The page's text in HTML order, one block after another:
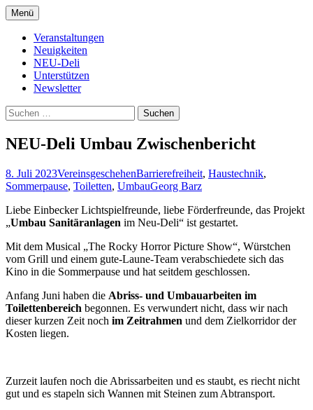
Zum
Inhalt
springen
NeuDeli Einbeck
Menü
Veranstaltungen
Neuigkeiten
NEU-Deli
Unterstützen
Newsletter
Suchen
nach:
NEU-Deli Umbau Zwischenbericht
8. Juli 2023VereinsgeschehenBarrierefreiheit, Haustechnik,
Sommerpause, Toiletten, UmbauGeorg Barz
Liebe Einbecker Lichtspielfreunde, liebe Förderfreunde, das Projekt
„Umbau Sanitäranlagen im Neu-Deli“ ist gestartet.
Mit dem Musical „The Rocky Horror Picture Show“, Würstchen
vom Grill und einem gute-Laune-Team verabschiedete sich das
Kino in die Sommerpause und hat seitdem geschlossen.
Anfang Juni haben die Abriss- und Umbauarbeiten im
Toilettenbereich begonnen. Es verwundert nicht, dass wir nach
dieser kurzen Zeit noch im Zeitrahmen und dem Zielkorridor der
Kosten liegen.
Zurzeit laufen noch die Abrissarbeiten und es staubt, es riecht nicht
gut und es stapeln sich Wannen mit Steinen zum Abtransport.